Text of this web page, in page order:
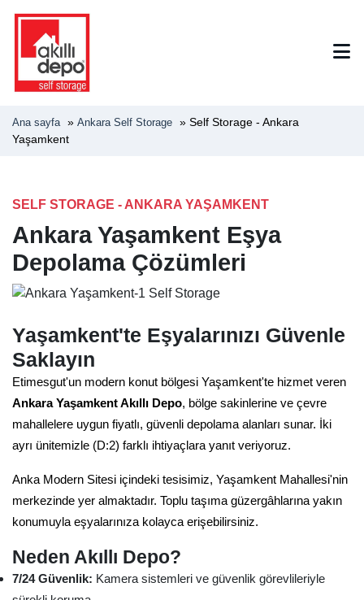
Ana sayfa » Ankara Self Storage » Self Storage - Ankara
Yaşamkent
SELF STORAGE - ANKARA YAŞAMKENT
Ankara Yaşamkent Eşya
Depolama Çözümleri
Yaşamkent'te Eşyalarınızı Güvenle
Saklayın
Etimesgut'un modern konut bölgesi Yaşamkent'te hizmet veren
Ankara Yaşamkent Akıllı Depo, bölge sakinlerine ve çevre
mahallelere uygun fiyatlı, güvenli depolama alanları sunar. İki
ayrı ünitemizle (D:2) farklı ihtiyaçlara yanıt veriyoruz.
Anka Modern Sitesi içindeki tesisimiz, Yaşamkent Mahallesi'nin
merkezinde yer almaktadır. Toplu taşıma güzergâhlarına yakın
konumuyla eşyalarınıza kolayca erişebilirsiniz.
Neden Akıllı Depo?
7/24 Güvenlik: Kamera sistemleri ve güvenlik görevlileriyle